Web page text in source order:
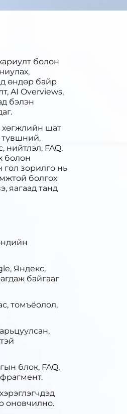
болон
өндөр байр
AI Overviews,
бэлэн
хөгжлийн шат
түвшний,
нийтлэл, FAQ,
болон
гол зорилго нь
болгох
яагаад танд
Яндекс,
байгааг
томъёолол,
блок, FAQ,
фрагмент.
оновчилно.